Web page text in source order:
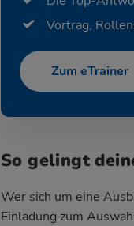
Vortrag,
Zum eTrainer
So gelingt
Wer sich um eine
Einladung zum